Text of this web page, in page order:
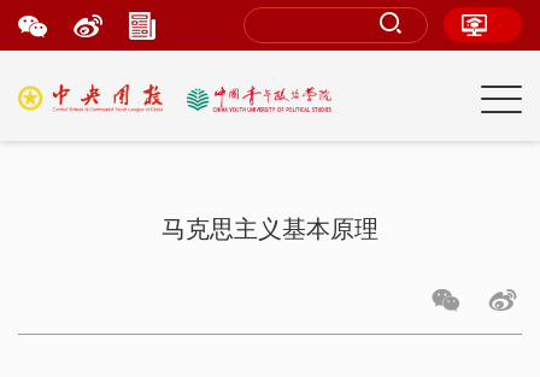
马克思主义基本原理